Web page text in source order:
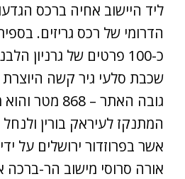
ליד היישוב אחיה ברכס
כ-100 פרטים של
שכבת סלעי גיר קשה
גובה האתר –
המתנקז לעיראק בורין
אורה סרוסי מישוב הר-ברכה